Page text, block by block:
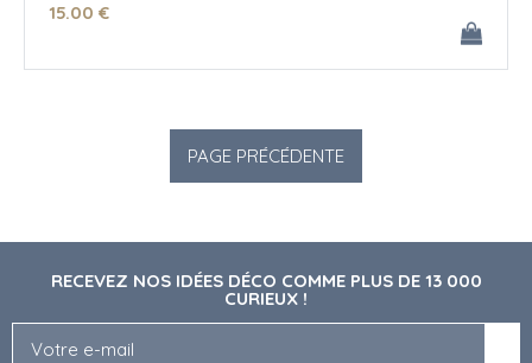
15.00 €
RECEVEZ NOS IDÉES DÉCO COMME PLUS DE 13 000
CURIEUX !